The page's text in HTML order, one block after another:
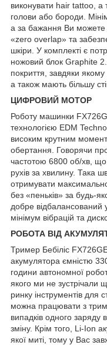
виконувати hair tattoo, а
голови або бороди.
а за бажання Ви можете
«zero overlap» та
шкіри. У комплекті є
ножовий блок Graphite
покриття, завдяки
а також мають більшу
ЦИФРОВИЙ МОТОР
Роботу машинки
технологією EDM
високим крутним
обертання. Говорячи
частотою 6800 об/хв,
рухів за хвилину. Така
отримувати
без «пеньків» за будь-
добре відбалансований
мінімум вібрацій та
РОБОТА ВІД
Тример Бебіліс
акумулятора ємністю
години автономної
якого ми не зустрічали
ринку інструментів для
можна працювати з
випадків одного
зміну. Крім того, Li-Ion
якої миті, тому у Вас